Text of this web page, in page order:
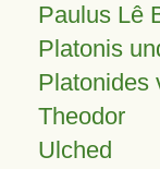
Paulus Lê
Platonis
Platonides
Theodor
Ulched